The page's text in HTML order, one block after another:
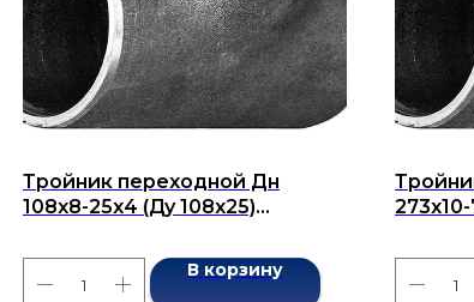
Тройник переходной Дн
108х8-25х4 (Ду 108х25)
В корзину